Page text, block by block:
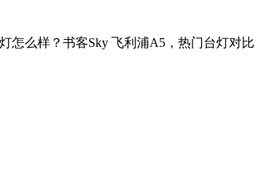
怎么样？书客Sky 飞利浦A5，热门台灯对比